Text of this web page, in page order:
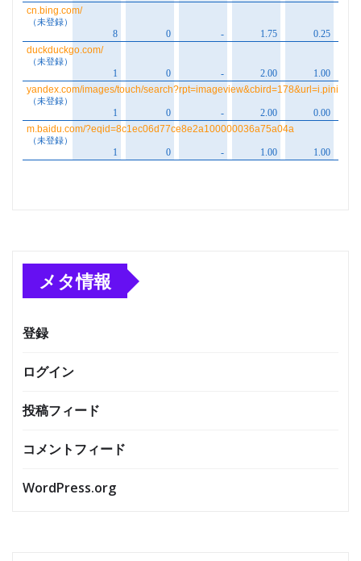
メタ情報
登録
ログイン
投稿フィード
コメントフィード
WordPress.org